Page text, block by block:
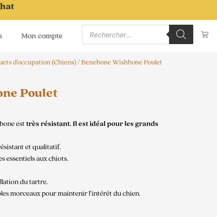
Mon compte
Recherche
produits
d'occupation (Chiens)/ Benebone Wishbone Poulet
Poulet
esttrès résistant. Il est idéal pour les grands
et qualitatif.
essentiels aux chiots.
du tartre.
morceaux pour maintenir l’intérêt du chien.